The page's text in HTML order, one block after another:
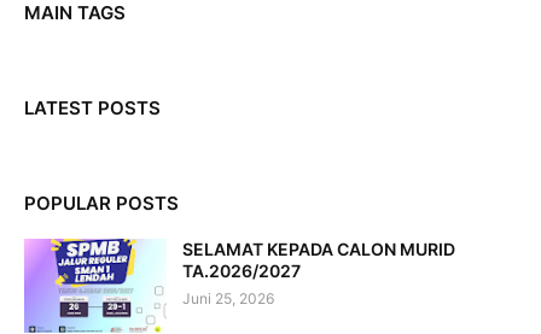
MAIN TAGS
LATEST POSTS
POPULAR POSTS
SELAMAT KEPADA CALON MURID
TA.2026/2027
Juni 25, 2026